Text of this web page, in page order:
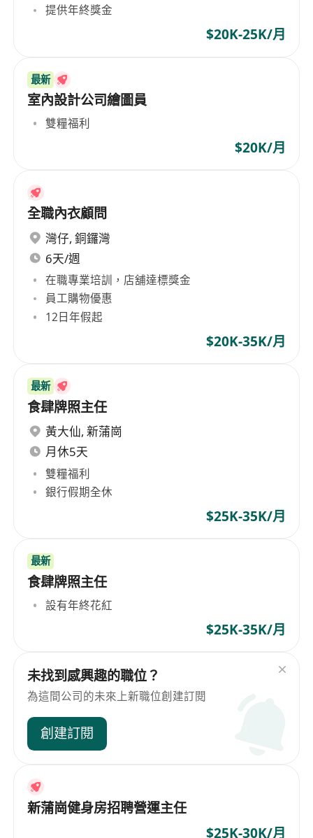
提供年終獎金
$20K-25K/月
最新
室內設計公司繪圖員
雙糧福利
$20K/月
全職內衣顧問
灣仔, 銅鑼灣
6天/週
在職專業培訓，店舖達標獎金
員工購物優惠
12日年假起
$20K-35K/月
最新
食肆牌照主任
黃大仙, 新蒲崗
月休5天
雙糧福利
銀行假期全休
$25K-35K/月
最新
食肆牌照主任
設有年終花紅
$25K-35K/月
未找到感興趣的職位？
為這間公司的未來上新職位創建訂閱
創建訂閱
新蒲崗健身房招聘營運主任
$25K-30K/月